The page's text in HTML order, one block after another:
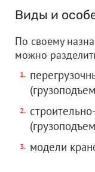
Виды и
По своему
можно
модели